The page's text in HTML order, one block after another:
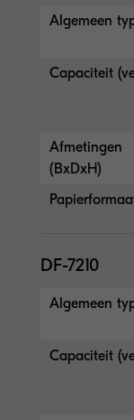
Algemeen
Capaciteit
Afmetingen
(BxDxH)
DF-7210
Algemeen
Capaciteit